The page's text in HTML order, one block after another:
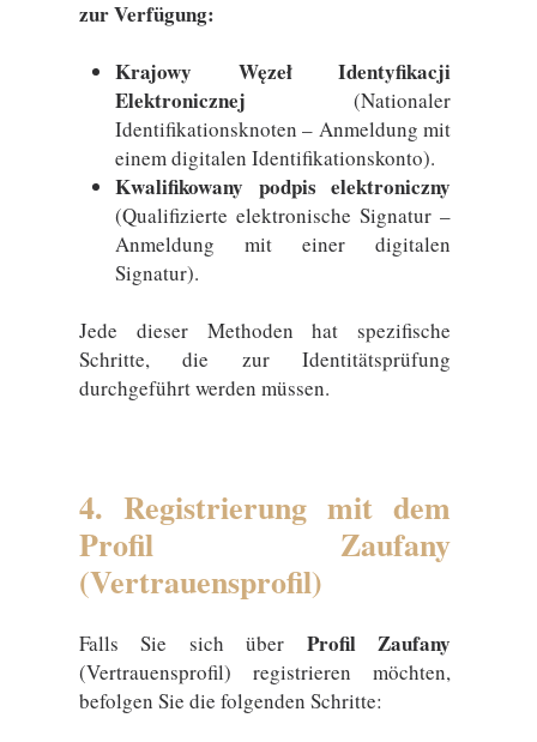
zur Verfügung:
Krajowy Węzeł Identyfikacji
Elektronicznej (Nationaler
Identifikationsknoten – Anmeldung mit
einem digitalen Identifikationskonto).
Kwalifikowany podpis elektroniczny
(Qualifizierte elektronische Signatur –
Anmeldung mit einer digitalen
Signatur).
Jede dieser Methoden hat spezifische
Schritte, die zur Identitätsprüfung
durchgeführt werden müssen.
4. Registrierung mit dem
Profil Zaufany
(Vertrauensprofil)
Falls Sie sich über Profil Zaufany
(Vertrauensprofil) registrieren möchten,
befolgen Sie die folgenden Schritte: